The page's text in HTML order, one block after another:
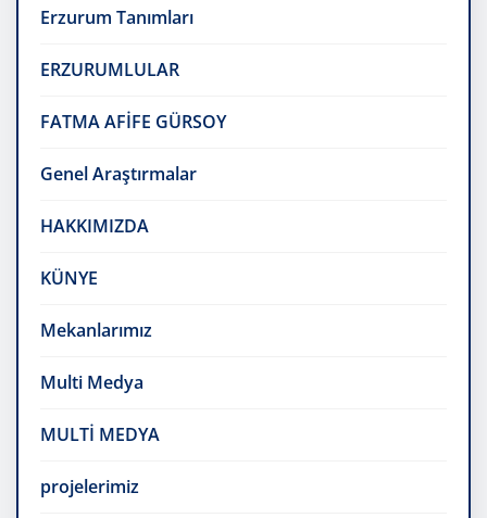
Erzurum Tanımları
ERZURUMLULAR
FATMA AFİFE GÜRSOY
Genel Araştırmalar
HAKKIMIZDA
KÜNYE
Mekanlarımız
Multi Medya
MULTİ MEDYA
projelerimiz